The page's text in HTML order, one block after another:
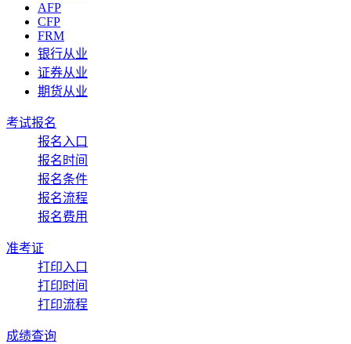
AFP
CFP
FRM
银行从业
证券从业
期货从业
考试报名
报名入口
报名时间
报名条件
报名流程
报名费用
准考证
打印入口
打印时间
打印流程
成绩查询